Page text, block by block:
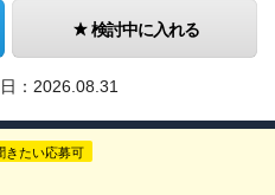
検討中に入れる
： 2026.08.31
きたい応募可